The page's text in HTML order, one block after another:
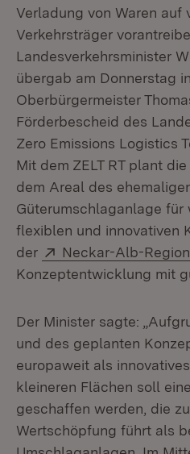
Verladung von Waren auf
Verkehrsträger
Landesverkehrsminister
übergab am Donnerstag
Oberbürgermeister
Förderbescheid des
Zero Emissions Logistics
Mit dem ZELT RT plant
dem Areal des
Güterumschlaganlage für
flexiblen und innovativen
der
Extern:
Neckar-Alb-Region
Konzeptentwicklung mit
Der Minister sagte:
und des geplanten
europaweit als
kleineren Flächen soll
geschaffen werden, die
Wertschöpfung führt als